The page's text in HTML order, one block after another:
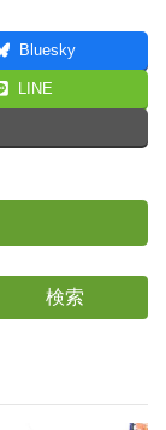
Bluesky
LINE